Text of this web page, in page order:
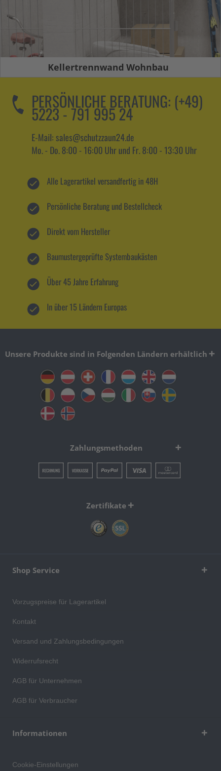
Kellertrennwand Wohnbau
PERSÖNLICHE BERATUNG: (+49)
5223 - 791 995 24
E-Mail: sales@schutzzaun24.de
Mo. - Do. 8:00 - 16:00 Uhr und Fr. 8:00 - 13:30 Uhr
Alle Lagerartikel versandfertig in 48H
Persönliche Beratung und Bestellcheck
Direkt vom Hersteller
Baumustergeprüfte Systembaukästen
Über 45 Jahre Erfahrung
In über 15 Ländern Europas
Unsere Produkte sind in Folgenden Ländern erhältlich
Zahlungsmethoden
Zertifikate
Shop Service
Vorzugspreise für Lagerartikel
Kontakt
Versand und Zahlungsbedingungen
Widerrufsrecht
AGB für Unternehmen
AGB für Verbraucher
Informationen
Cookie-Einstellungen